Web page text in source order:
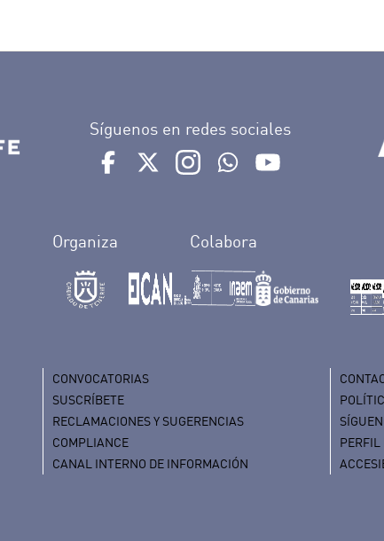
Síguenos en redes sociales
Ir a perfil de Auditorio de Tenerife en
Ir a perfil de Auditorio de Tenerife
Ir a perfil de Auditorio de
Ir al BoletínIr al perfil de
Organiza Colabora
CONVOCATORIAS
SUSCRÍBETE
RECLAMACIONES Y SUGERENCIAS
COMPLIANCE
PERFIL
CANAL INTERNO DE INFORMACIÓN